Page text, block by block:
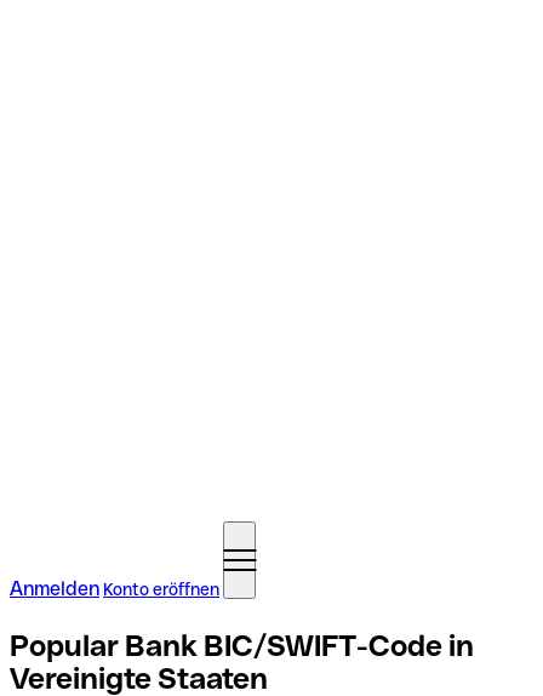
Anmelden Konto eröffnen
Popular Bank BIC/SWIFT-Code in
Vereinigte Staaten